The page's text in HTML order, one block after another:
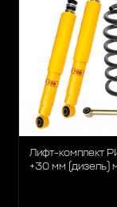
Лифт-комплект
+30 мм (дизель)